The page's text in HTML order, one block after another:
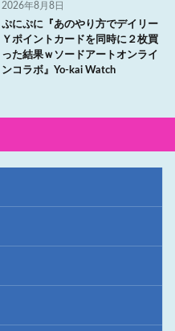
2026年8月8日
ぷにぷに『あのやり方でデイリー
Ｙポイントカードを同時に２枚買
った結果ｗソードアートオンライ
ンコラボ』Yo-kai Watch